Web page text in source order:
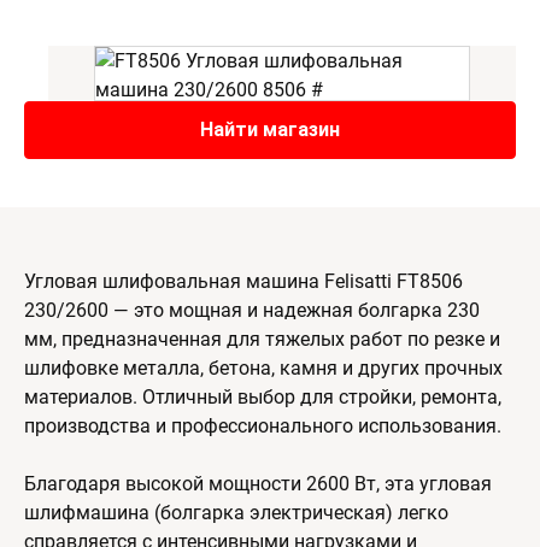
Найти магазин
Угловая шлифовальная машина Felisatti FT8506
230/2600 — это мощная и надежная болгарка 230
мм, предназначенная для тяжелых работ по резке и
шлифовке металла, бетона, камня и других прочных
материалов. Отличный выбор для стройки, ремонта,
производства и профессионального использования.
Благодаря высокой мощности 2600 Вт, эта угловая
шлифмашина (болгарка электрическая) легко
справляется с интенсивными нагрузками и